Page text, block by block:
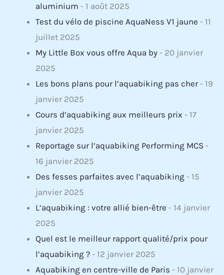
aluminium - 1 août 2025
Test du vélo de piscine AquaNess V1 jaune - 11
juillet 2025
My Little Box vous offre Aqua by - 20 janvier
2025
Les bons plans pour l’aquabiking pas cher- 19
janvier 2025
Cours d’aquabiking aux meilleurs prix - 17
janvier 2025
Reportage sur l’aquabiking Performing MCS -
16 janvier 2025
Des fesses parfaites avec l’aquabiking - 15
janvier 2025
L’aquabiking : votre allié bien-être - 14 janvier
2025
Quel est le meilleur rapport qualité/prix pour
l’aquabiking ? - 12 janvier 2025
Aquabiking en centre-ville de Paris - 10 janvier